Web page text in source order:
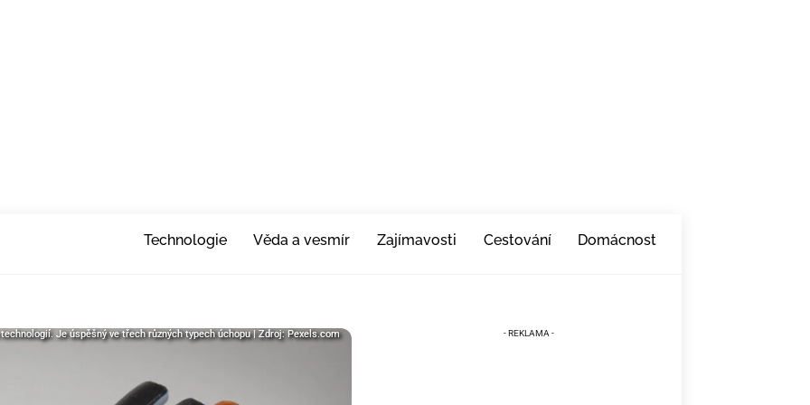
Technologie Věda a vesmír Zajímavosti Cestování Domácnost
Je úspěšný ve třech různých typech úchopu | Zdroj: Pexels.com
Je úspěšný ve třech různých typech úchopu | Zdroj: Pexels.com